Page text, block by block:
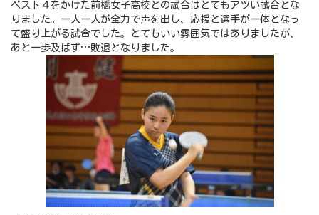
ベスト４をかけた前橋女子高校との試合はとてもアツい試合とな
りました。一人一人が全力で声を出し、応援と選手が一体となっ
て盛り上がる試合でした。とてもいい雰囲気ではありましたが、
あと一歩及ばず…敗退となりました。